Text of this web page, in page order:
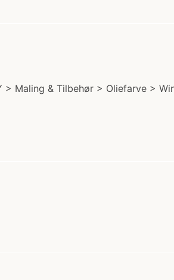
Maling & Tilbehør > Oliefarve >